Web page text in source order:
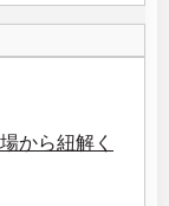
から紐解く